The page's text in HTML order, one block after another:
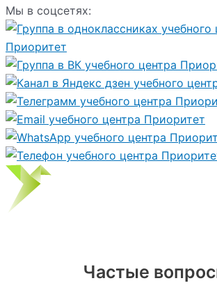
Мы в соцсетях:
Частые